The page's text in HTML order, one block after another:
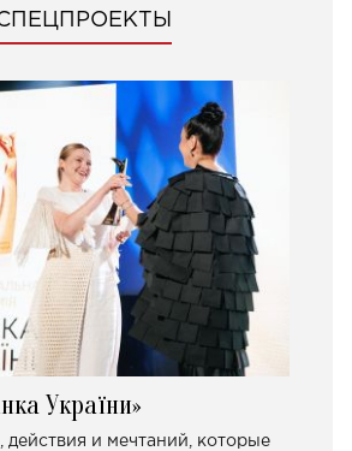
України»
действия и мечтаний, которые